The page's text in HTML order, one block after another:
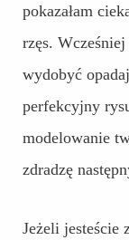
pokazałam
rzęs.
wydobyć
perfekcyjny
modelowanie
zdradzę
Jeżeli jesteście